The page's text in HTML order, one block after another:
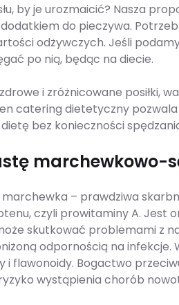
by je urozmaicić? Nasza
do pieczywa.
odżywczych. Jeśli
po nią, będąc na diecie.
i zróżnicowane posiłki,
catering dietetyczny
bez konieczności
marchewkowo-
– prawdziwa
czyli prowitaminy A. Jest
skutkować problemami z
odpornością na infekcje.
i flawonoidy. Bogactwo
wystąpienia chorób